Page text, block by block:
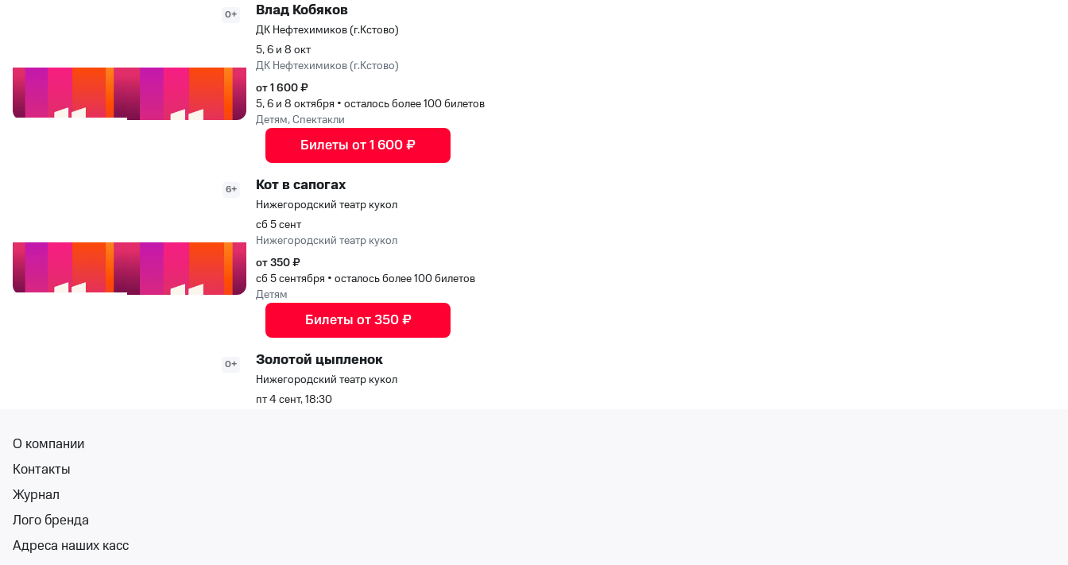
0+ Влад Кобяков
ДК Нефтехимиков (г.Кстово)
5, 6 и 8 окт
ДК Нефтехимиков (г.Кстово)
от 1 600 ₽
5, 6 и 8 октября • осталось более 100 билетов
Детям, Спектакли
Билеты от 1 600 ₽
6+ Кот в сапогах
Нижегородский театр кукол
сб 5 сент
Нижегородский театр кукол
от 350 ₽
сб 5 сентября • осталось более 100 билетов
Детям
Билеты от 350 ₽
0+ Золотой цыпленок
Нижегородский театр кукол
пт 4 сент, 18:30
О компании
Контакты
Журнал
Лого бренда
Адреса наших касс